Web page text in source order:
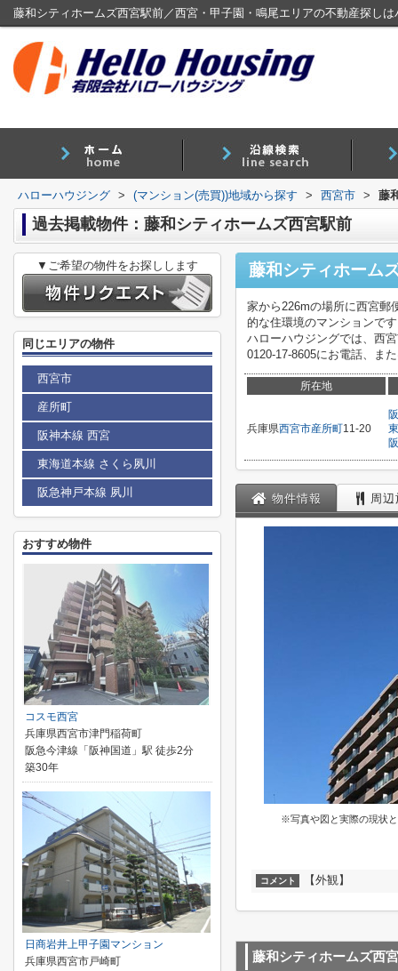
藤和シティホームズ西宮駅前／西宮・甲子園・鳴尾エリアの不動産探し
ハローハウジング > (マンション(売買))地域から探す > 西宮市 > 藤
過去掲載物件：藤和シティホームズ西宮駅前
藤和シティホーム
家から226mの場所に西宮郵
的な住環境のマンションで
ハローハウジングでは、西
0120-17-8605にお電話、ま
所在地
兵庫県西宮市産所町11-20
物件情報 周
※写真や図と実際の現状
コメント 【外観】
藤和シティホームズ西
▼ご希望の物件をお探しします
同じエリアの物件
西宮市
産所町
阪神本線 西宮
東海道本線 さくら夙川
阪急神戸本線 夙川
おすすめ物件
コスモ西宮
兵庫県西宮市津門稲荷町
阪急今津線「阪神国道」駅 徒歩2分
築30年
日商岩井上甲子園マンション
兵庫県西宮市戸崎町